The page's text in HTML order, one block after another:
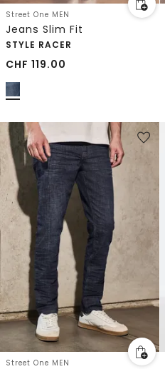
Street One MEN
Jeans Slim Fit
STYLE RACER
CHF 119.00
Street One MEN